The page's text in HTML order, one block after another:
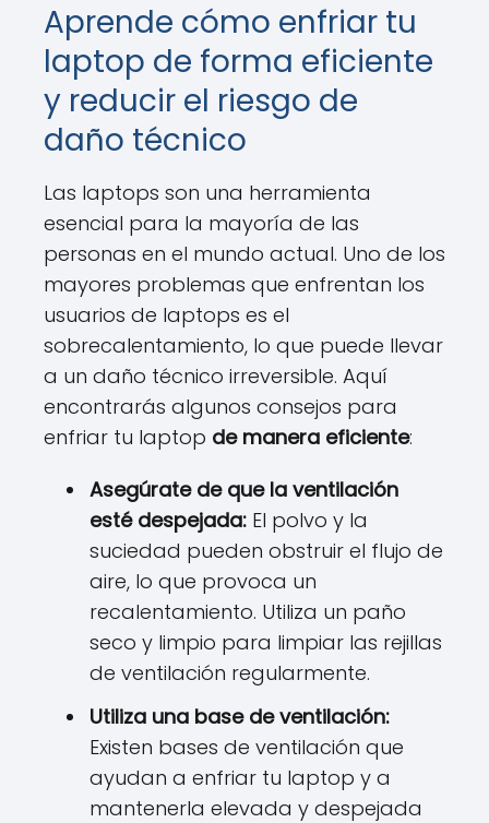
Aprende cómo enfriar tu
laptop de forma eficiente
y reducir el riesgo de
daño técnico
Las laptops son una herramienta
esencial para la mayoría de las
personas en el mundo actual. Uno de los
mayores problemas que enfrentan los
usuarios de laptops es el
sobrecalentamiento, lo que puede llevar
a un daño técnico irreversible. Aquí
encontrarás algunos consejos para
enfriar tu laptop de manera eficiente:
Asegúrate de que la ventilación
esté despejada: El polvo y la
suciedad pueden obstruir el flujo de
aire, lo que provoca un
recalentamiento. Utiliza un paño
seco y limpio para limpiar las rejillas
de ventilación regularmente.
Utiliza una base de ventilación:
Existen bases de ventilación que
ayudan a enfriar tu laptop y a
mantenerla elevada y despejada